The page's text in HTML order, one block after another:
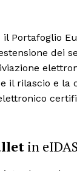
Portafoglio
dei
il rilascio e la
in